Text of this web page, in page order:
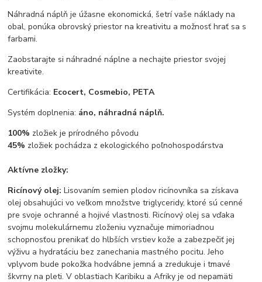
Náhradná náplň je úžasne ekonomická, šetrí vaše náklady na
obal, ponúka obrovský priestor na kreativitu a možnosť hrať sa s
farbami.
Zaobstarajte si náhradné náplne a nechajte priestor svojej
kreativite.
Certifikácia: Ecocert, Cosmebio, PETA
Systém doplnenia: áno, náhradná náplň.
100% zložiek je prírodného pôvodu
45% zložiek pochádza z ekologického poľnohospodárstva
Aktívne zložky:
Ricínový olej:Lisovaním semien plodov ricínovníka sa získava
olej obsahujúci vo veľkom množstve triglyceridy, ktoré sú cenné
pre svoje ochranné a hojivé vlastnosti. Ricínový olej sa vďaka
svojmu molekulárnemu zloženiu vyznačuje mimoriadnou
schopnosťou prenikať do hlbších vrstiev kože a zabezpečiť jej
výživu a hydratáciu bez zanechania mastného pocitu. Jeho
vplyvom bude pokožka hodvábne jemná a zredukuje i tmavé
škvrny na pleti. V oblastiach Karibiku a Afriky je od nepamäti